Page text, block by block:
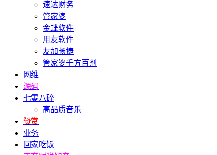
速达财务
管家婆
金蝶软件
用友软件
友加畅捷
管家婆千方百剂
网维
源码
七零八碎
高品质音乐
赞赏
业务
回家吃饭